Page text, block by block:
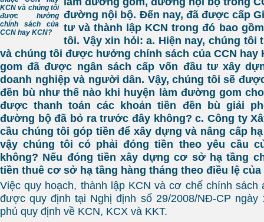
KCN và chúng tôi
được hưởng
chính sách của
CCN hay KCN?
đường nội bộ. Đến nay, đã được cấp
tư và thành lập KCN trong đó bao
tôi. Vậy xin hỏi: a. Hiện nay, chúng tôi
và chúng tôi được hưởng chính sách của CCN hay
gom đã được ngân sách cấp vốn đầu tư xây
doanh nghiệp và người dân. Vậy, chúng tôi sẽ
đền bù như thế nào khi huyện làm đường gom
được thanh toán các khoản tiền đền bù giải
đường bộ đã bỏ ra trước đây không? c. Công ty
cầu chúng tôi góp tiền để xây dựng và nâng cấp
vậy chúng tôi có phải đóng tiền theo yêu cầu
không? Nếu đóng tiền xây dựng cơ sở hạ tầng
tiền thuê cơ sở hạ tầng hàng tháng theo điều lệ của
Việc quy hoạch, thành lập KCN và cơ chế chính sách
được quy định tại Nghị định số 29/2008/NĐ-CP ngày
phủ quy định về KCN, KCX và KKT.